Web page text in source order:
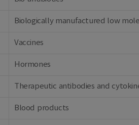
Biologically manufactured low
Vaccines
Hormones
Therapeutic antibodies and
Blood products